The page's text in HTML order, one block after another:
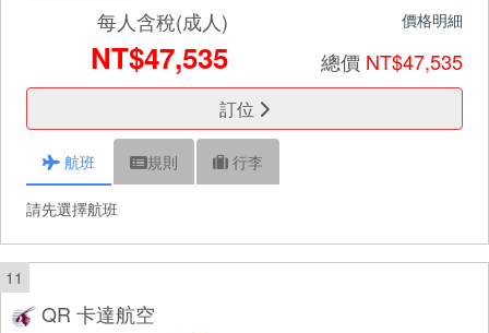
每人含稅(成人)
NT$47,535
價格明細
總價 NT$47,535
訂位
航班 規則 行李
請先選擇航班
11
QR 卡達航空